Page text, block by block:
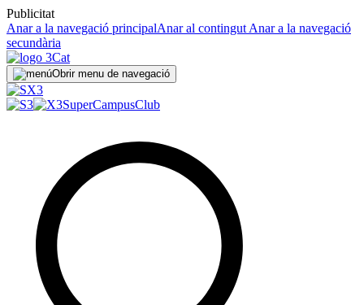
Publicitat
Anar a la navegació principalAnar al contingut Anar a la navegació
secundària
Obrir menu de navegació
SuperCampusClub